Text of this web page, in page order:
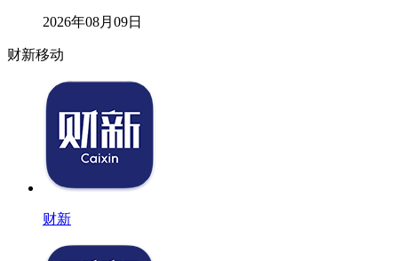
2026年08月09日
财新移动
财新